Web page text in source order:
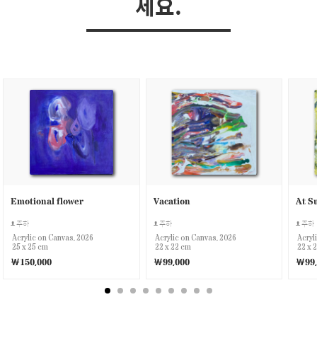
Emotional flower
주하
Acrylic on Canvas, 2026
25 x 25 cm
￦150,000
Vacation
주하
Acrylic on Canvas, 2026
22 x 22 cm
￦99,000
At
주하
22 x
￦